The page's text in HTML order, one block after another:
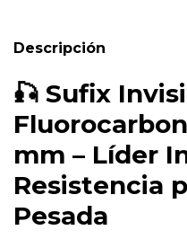
Descripción
🎣 Sufix
mm – Líder
Resistencia
Pesada